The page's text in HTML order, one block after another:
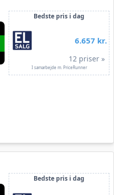
Bedste pris i dag
6.657 kr.
12 priser »
I samarbejde m. PriceRunner
Bedste pris i dag